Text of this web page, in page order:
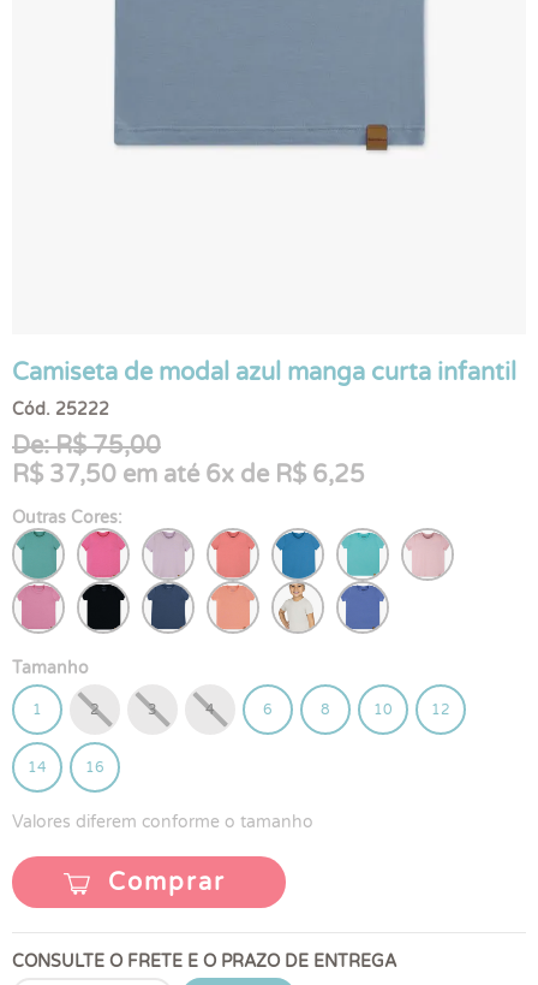
Camiseta de modal azul manga curta infantil
Cód. 25222
De: R$ 75,00
R$ 37,50 em até 6x de R$ 6,25
Outras Cores:
Tamanho
1 2 3 4 6 8 10 12
14 16
Valores diferem conforme o tamanho
Comprar
CONSULTE O FRETE E O PRAZO DE ENTREGA